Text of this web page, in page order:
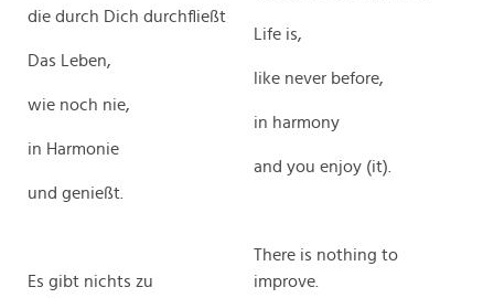
die durch Dich durchfließt
Das Leben,
wie noch nie,
in Harmonie
und genießt.
Es gibt nichts zu
Life is,
like never before,
in harmony
and you enjoy (it).
There is nothing to
improve.